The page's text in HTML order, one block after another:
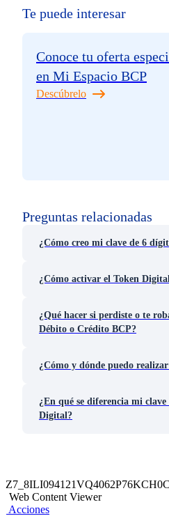
Preguntas relacionadas
¿Cómo creo mi clave de 6
¿Cómo activar el Token
¿Qué hacer si perdiste o te
Débito o Crédito BCP?
¿Cómo y dónde puedo
¿En qué se diferencia mi
Digital?
Te puede interesar
Conoce tu oferta
en Mi Espacio BCP
Descúbrelo
Web Content Viewer
Acciones